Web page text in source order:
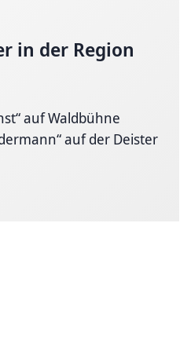
in der Region
auf Waldbühne
auf der Deister